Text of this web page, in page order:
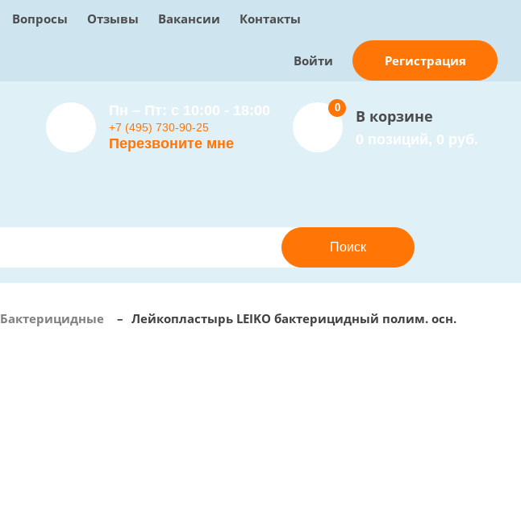
Вопросы Отзывы Вакансии Контакты
Войти Регистрация
Пн – Пт: с 10:00 - 18:00
+7 (495) 730-90-25
Перезвоните мне
В корзине
0 позиций, 0 руб.
0
Бактерицидные – Лейкопластырь LEIKO бактерицидный полим. осн.